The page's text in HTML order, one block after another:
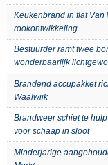
Keukenbrand in flat
rookontwikkeling
Bestuurder ramt twee
wonderbaarlijk
Brandend accupakket
Waalwijk
Brandweer schiet te
voor schaap in sloot
Minderjarige